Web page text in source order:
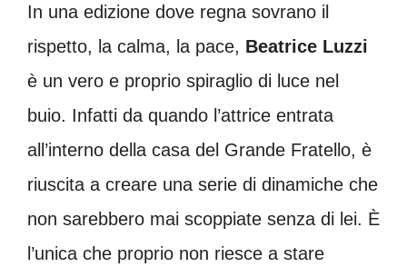
In una edizione dove regna sovrano il
rispetto, la calma, la pace, Beatrice Luzzi
è un vero e proprio spiraglio di luce nel
buio. Infatti da quando l’attrice entrata
all’interno della casa del Grande Fratello, è
riuscita a creare una serie di dinamiche che
non sarebbero mai scoppiate senza di lei. È
l’unica che proprio non riesce a stare